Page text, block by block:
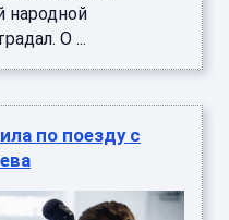
народной
О ...
по поезду с